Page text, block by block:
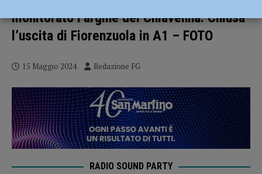
monitorato l’argine del Chiavenna. Chiusa
l’uscita di Fiorenzuola in A1 – FOTO
15 Maggio 2024 Redazione FG
RADIO SOUND PARTY